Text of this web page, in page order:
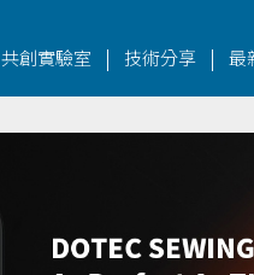
共創實驗室 | 技術分享| 最